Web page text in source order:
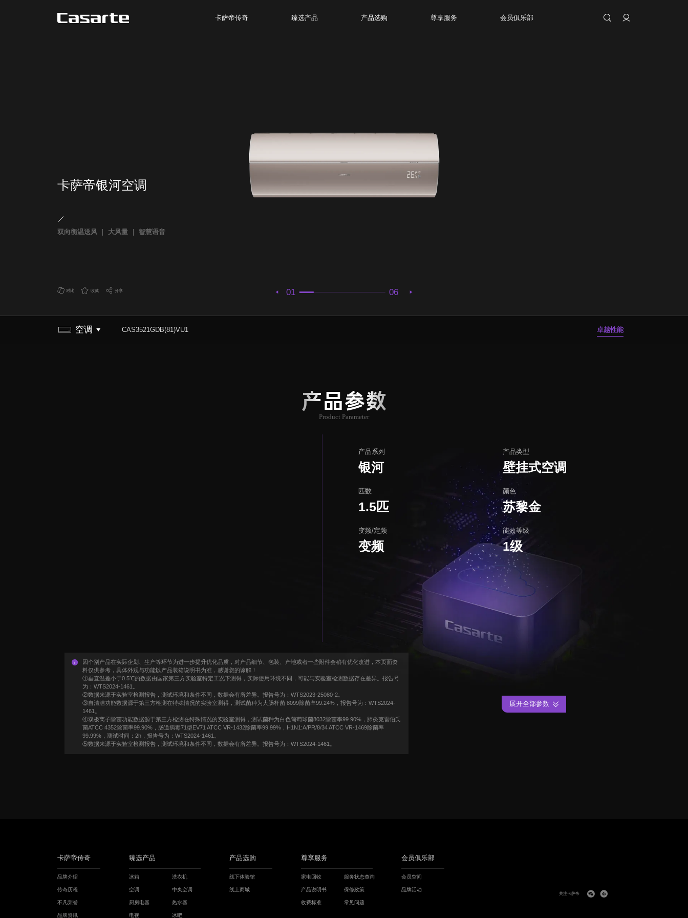
卡萨帝传奇 臻选产品 产品选购 尊享服务 会员俱乐部
01 06
卡萨帝银河空调
双向衡温送风 大风量 智慧语音
对比 收藏 分享
空调 CAS3521GDB(81)VU1 卓越性能
产品参数
Product Parameter
产品系列
银河
产品类型
壁挂式空调
匹数
1.5匹
颜色
苏黎金
变频/定频
变频
能效等级
1级
因个别产品在实际企划、生产等环节为进一步提升优化品质，对产品细节、包装、产地或者一些附件会稍有优化改进，本页面资
料仅供参考，具体外观与功能以产品装箱说明书为准，感谢您的谅解！
①垂直温差小于0.5℃的数据由国家第三方实验室特定工况下测得，实际使用环境不同，可能与实验室检测数据存在差异。报告号
为：WTS2024-1461。
②数据来源于实验室检测报告，测试环境和条件不同，数据会有所差异。报告号为：WTS2023-25080-2。
③自清洁功能数据源于第三方检测在特殊情况的实验室测得，测试菌种为大肠杆菌 8099除菌率99.24%，报告号为：WTS2024-
1461。
④双极离子除菌功能数据源于第三方检测在特殊情况的实验室测得，测试菌种为白色葡萄球菌8032除菌率99.90%，肺炎克雷伯氏
菌ATCC 4352除菌率99.90%，肠道病毒71型EV71 ATCC VR-1432除菌率99.99%，H1N1:A/PR/8/34 ATCC VR-1469除菌率
99.99%，测试时间：2h，报告号为：WTS2024-1461。
⑤数据来源于实验室检测报告，测试环境和条件不同，数据会有所差异。报告号为：WTS2024-1461。
展开全部参数
卡萨帝传奇
品牌介绍
传奇历程
不凡荣誉
品牌资讯
臻选产品
冰箱 洗衣机
空调 中央空调
厨房电器 热水器
电视 冰吧
产品选购
线下体验馆
线上商城
尊享服务
家电回收 服务状态查询
产品说明书 保修政策
收费标准 常见问题
会员俱乐部
会员空间
品牌活动
关注卡萨帝